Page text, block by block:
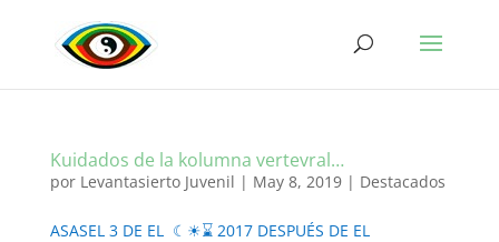
Kuidados de la kolumna vertevral…
por Levantasierto Juvenil | May 8, 2019| Destacados
ASASEL 3 DE EL ☾☀⌛ 2017 DESPUÉS DE EL